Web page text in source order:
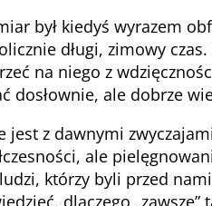
był kiedyś wyrazem
długi, zimowy
na niego z
dosłownie, ale dobrze
jest z dawnymi
ale
którzy byli przed